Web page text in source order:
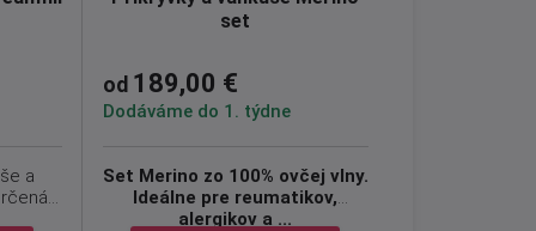
a
set
od 189,00 €
Dodáváme do 1. týdne
Set Merino zo 100% ovčej vlny.
Ideálne pre reumatikov,
alergikov a ...